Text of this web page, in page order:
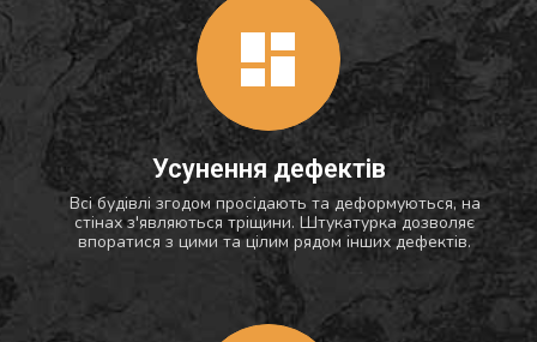
Усунення дефектів
Всі будівлі згодом просідають та деформуються, на
стінах з'являються тріщини. Штукатурка дозволяє
впоратися з цими та цілим рядом інших дефектів.